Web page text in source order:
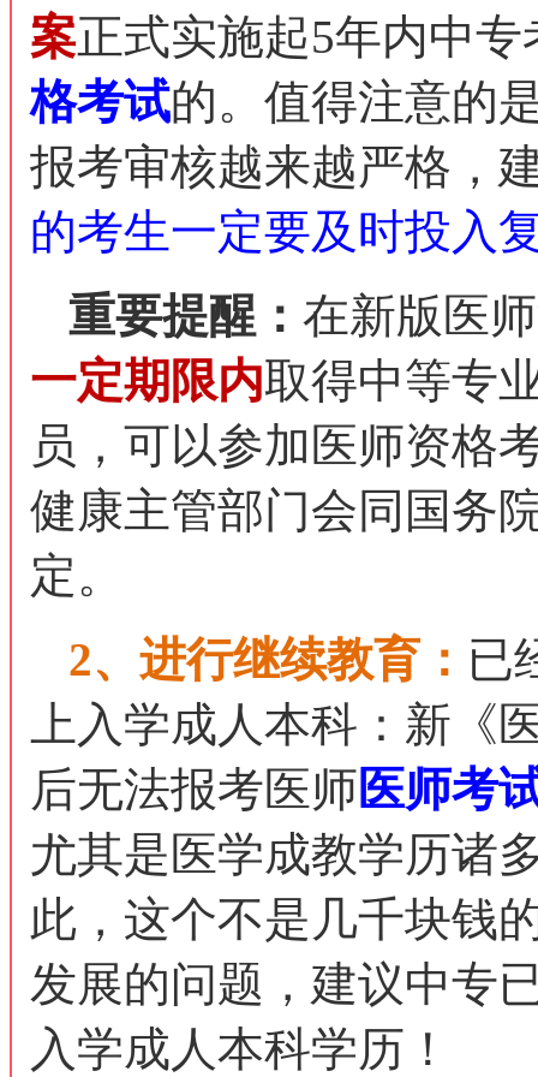
案正式实施起5年内中
格考试的。值得注意的
报考审核越来越严格，
的考生一定要及时投入
重要提醒： 在新版医
一定期限内取得中等专
员，可以参加医师资格
健康主管部门会同国务
定。
2、进行继续教育： 已
上入学成人本科：新《
后无法报考医师医师考
尤其是医学成教学历诸
此，这个不是几千块钱
发展的问题，建议中专
入学成人本科学历！